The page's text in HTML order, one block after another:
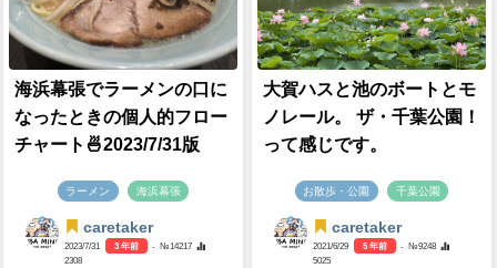
海浜幕張でラーメンの口に
なったときの個人的フロー
チャート🍜2023/7/31版
ラーメン 海浜幕張
caretaker
2023/7/31 3 年前
- №14217
2308
大賀ハスと池のボートとモ
ノレール。 ザ・千葉公園！
って感じです。
お散歩・公園 千葉公園
caretaker
2021/6/29 5 年前
- №9248
5025